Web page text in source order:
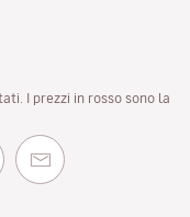
I prezzi in rosso sono la